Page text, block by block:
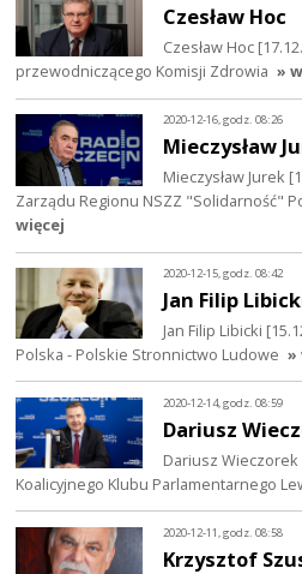
Czesław Hoc
Czesław Hoc
przewodniczącego Komisji Zdrowia »
2020-12-16, godz. 08:26
Mieczysław
Mieczysław Jurek
Zarządu Regionu NSZZ "Solidarność"
więcej
2020-12-15, godz. 08:42
Jan Filip
Jan Filip Libicki
Polska - Polskie Stronnictwo Ludowe »
2020-12-14, godz. 08:59
Dariusz
Dariusz Wieczorek
Koalicyjnego Klubu Parlamentarnego
2020-12-11, godz. 08:58
Krzysztof